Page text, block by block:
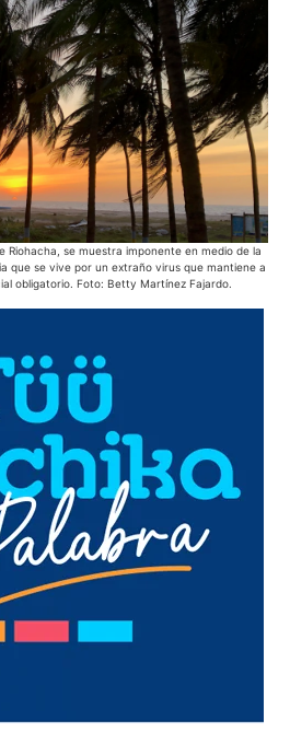
Riohacha, se muestra imponente en medio de la
que se vive por un extraño virus que mantiene a
obligatorio. Foto: Betty Martínez Fajardo.